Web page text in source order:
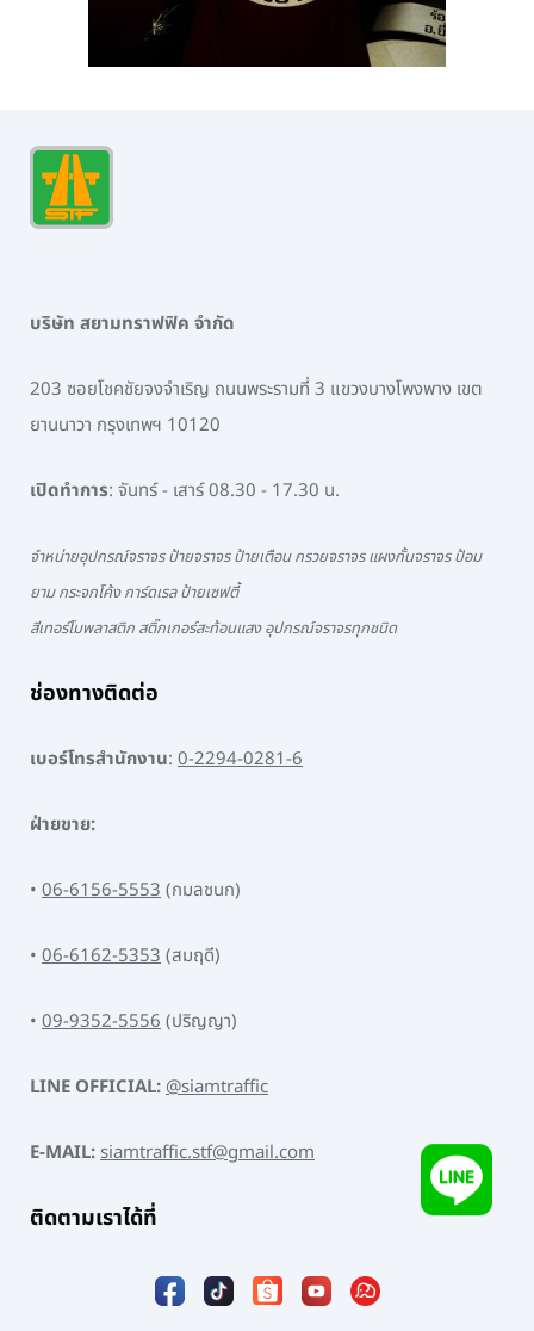
บริษัท สยามทราฟฟิค จำกัด
203 ซอยโชคชัยจงจำเริญ ถนนพระรามที่ 3 แขวงบางโพงพาง เขต
ยานนาวา กรุงเทพฯ 10120
เปิดทำการ: จันทร์ - เสาร์ 08.30 - 17.30 น.
จำหน่ายอุปกรณ์จราจร ป้ายจราจร ป้ายเตือน กรวยจราจร แผงกั้นจราจร ป้อม
ยาม กระจกโค้ง การ์ดเรล ป้ายเซฟตี้
สีเทอร์โมพลาสติก สติ๊กเกอร์สะท้อนแสง อุปกรณ์จราจรทุกชนิด
ช่องทางติดต่อ
เบอร์โทรสำนักงาน: 0-2294-0281-6
ฝ่ายขาย:
• 06-6156-5553(กมลชนก)
• 06-6162-5353(สมฤดี)
• 09-9352-5556(ปริญญา)
LINE OFFICIAL:@siamtraffic
E-MAIL:siamtraffic.stf@gmail.com
ติดตามเราได้ที่